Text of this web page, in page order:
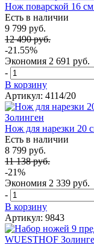
Нож поварской 16
Есть в наличии
9 799 руб.
12 490 руб.
-21.55%
Экономия 2 691 руб.
-
В корзину
Артикул: 4114/20
Нож для нарезки 20
Есть в наличии
8 799 руб.
11 138 руб.
-21%
Экономия 2 339 руб.
-
В корзину
Артикул: 9843